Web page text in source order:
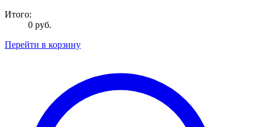
Итого:
0 руб.
Перейти в корзину